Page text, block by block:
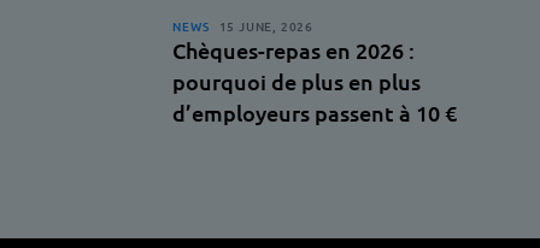
NEWS 15 JUNE, 2026
Chèques-repas en 2026 :
pourquoi de plus en plus
d’employeurs passent à 10 €